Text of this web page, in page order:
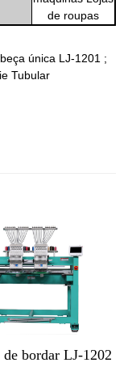
de roupas
única LJ-1201 ;
Tubular
Máquina